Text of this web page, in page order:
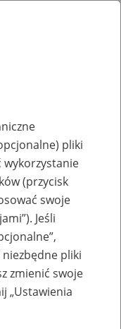
/ wpłaty
składek do
pliki
wykorzystanie
(przycisk
swoje
Jeśli
pliki
zmienić swoje
„Ustawienia